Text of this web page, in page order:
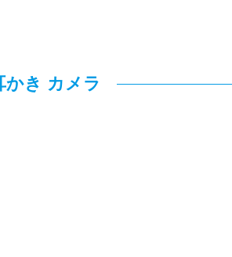
かき カメラ